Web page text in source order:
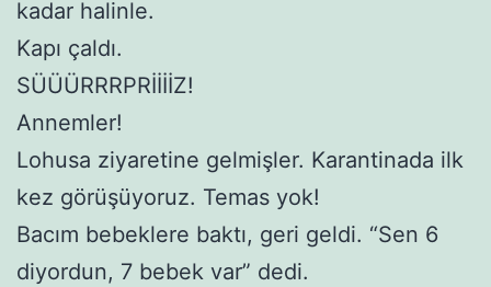
kadar halinle.
Kapı çaldı.
SÜÜÜRRRPRİİİİZ!
Annemler!
Lohusa ziyaretine gelmişler. Karantinada ilk
kez görüşüyoruz. Temas yok!
Bacım bebeklere baktı, geri geldi. “Sen 6
diyordun, 7 bebek var” dedi.